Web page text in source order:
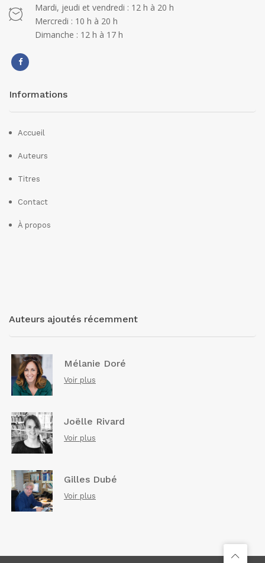
Mardi, jeudi et vendredi : 12 h à 20 h
Mercredi : 10 h à 20 h
Dimanche : 12 h à 17 h
Informations
Accueil
Auteurs
Titres
Contact
À propos
Auteurs ajoutés récemment
Mélanie Doré
Voir plus
Joëlle Rivard
Voir plus
Gilles Dubé
Voir plus